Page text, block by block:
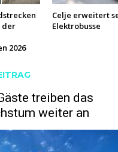
der
2026
Celje erweitert
Elektrobusse
treiben das
weiter an